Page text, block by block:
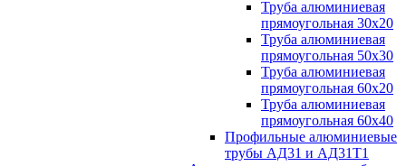
Труба алюминиевая
прямоугольная 30х20
Труба алюминиевая
прямоугольная 50х30
Труба алюминиевая
прямоугольная 60x20
Труба алюминиевая
прямоугольная 60х40
Профильные алюминиевые
трубы АД31 и АД31Т1